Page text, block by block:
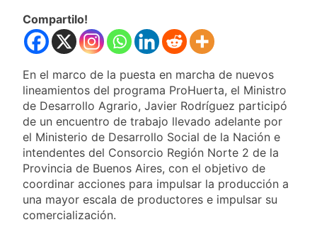
Privada
activos argentinos:
cayeron las acciones
riesgo país quedó al
borde de los 450
puntos
1 Día Atrás
Jorge Macri condenó
los disturbios frente
al Congreso y
calificó a los
responsables como
«delincuentes
anarquistas»
1 Día Atrás
Día Internacional de
la Cerveza: los tres
secretos para
servirla
correctamente
1 Día Atrás
El frío polar se
instala en Buenos
Aires: mejora el
tiempo y llegan las
temperaturas más
1 Día Atrás
Día de San Cayetano:
Compartilo!
En el marco de la puesta en marcha de nuevos
lineamientos del programa ProHuerta, el Ministro
de Desarrollo Agrario, Javier Rodríguez participó
de un encuentro de trabajo llevado adelante por
el Ministerio de Desarrollo Social de la Nación e
intendentes del Consorcio Región Norte 2 de la
Provincia de Buenos Aires, con el objetivo de
coordinar acciones para impulsar la producción a
una mayor escala de productores e impulsar su
comercialización.